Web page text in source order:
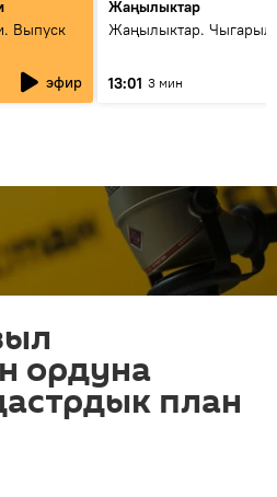
Выпуск
эфир
Жаңылыктар
Жаңылыктар.
13:01 3 мин
ордуна
план